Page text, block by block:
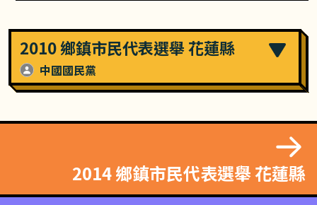
2010 鄉鎮市民代表選舉 花蓮縣
中國國民黨
2014 鄉鎮市民代表選舉 花蓮縣